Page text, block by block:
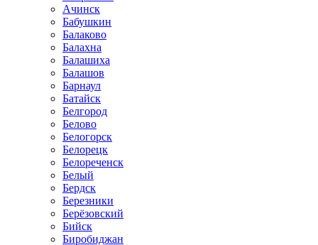
Ачинск
Бабушкин
Балаково
Балахна
Балашиха
Балашов
Барнаул
Батайск
Белгород
Белово
Белогорск
Белорецк
Белореченск
Белый
Бердск
Березники
Берёзовский
Бийск
Биробиджан